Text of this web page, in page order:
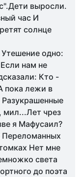
выросли.
час И
солнце
одно:
нам не
Кто -
пока лежи в
мил...Лет чрез
я Мафусаил?
Переломанных
Нет мне
света
до поэта